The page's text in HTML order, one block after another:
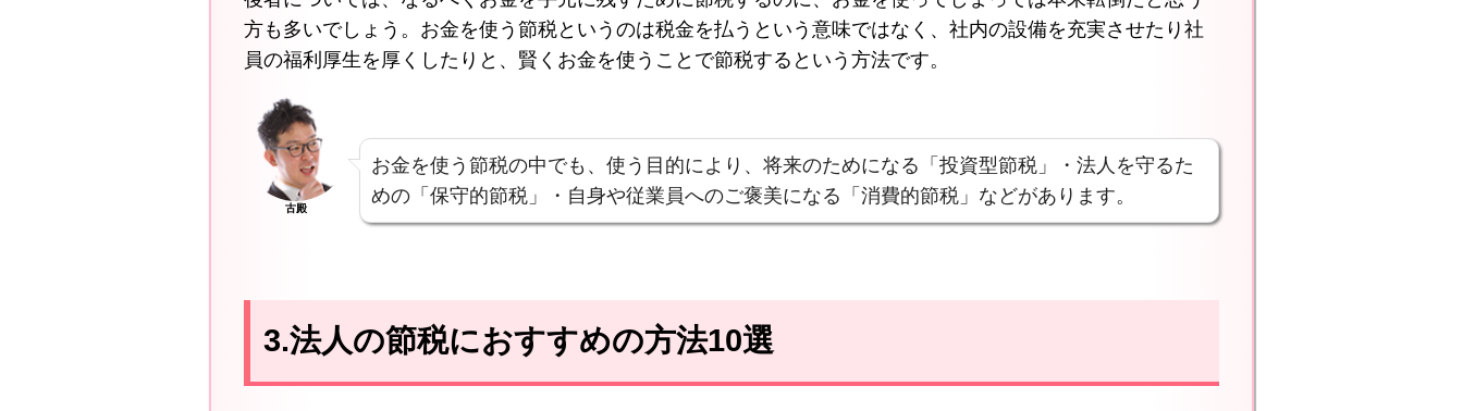
方も多いでしょう。お金を使う節税というのは税金を払うという意味ではなく、社内の設備を充実させたり社
員の福利厚生を厚くしたりと、賢くお金を使うことで節税するという方法です。
古殿
お金を使う節税の中でも、使う目的により、将来のためになる「投資型節税」・法人を守るた
めの「保守的節税」・自身や従業員へのご褒美になる「消費的節税」などがあります。
3.法人の節税におすすめの方法10選